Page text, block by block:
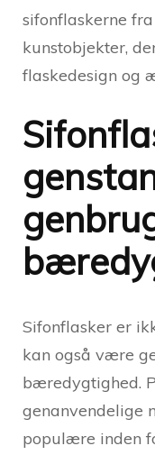
sifonflaskerne
kunstobjekter,
flaskedesign og
Sifonflasker er
kan også være
bæredygtighed.
genanvendelige
populære inden